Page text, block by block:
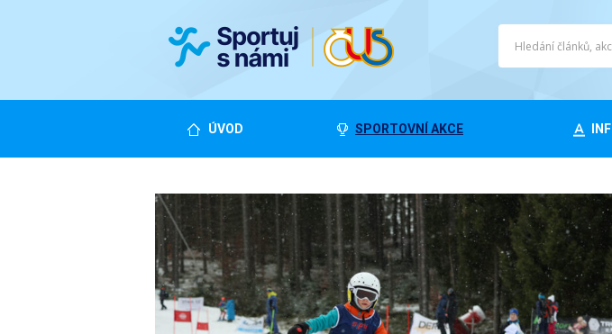
ÚVOD SPORTOVNÍ AKCE